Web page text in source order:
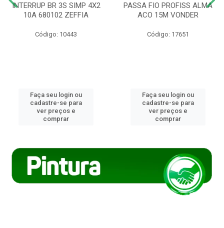
INTERRUP BR 3S SIMP 4X2
10A 680102 ZEFFIA
Código: 10443
Faça seu login ou
cadastre-se para
ver preços e
comprar
PASSA FIO PROFISS ALMA
ACO 15M VONDER
Código: 17651
Faça seu login ou
cadastre-se para
ver preços e
comprar